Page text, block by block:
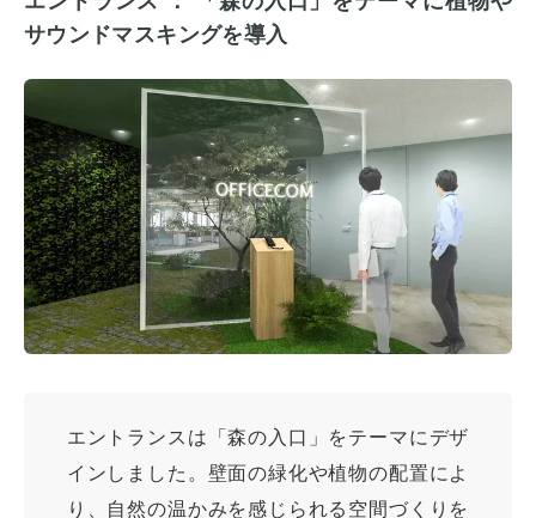
サウンドマスキングを導入
エントランスは「森の入口」をテーマにデザ
インしました。壁面の緑化や植物の配置によ
り、自然の温かみを感じられる空間づくりを
オフィスレイアウト、移転・納期
や
お気軽にご相談ください！
お問合せ・見積依頼をする